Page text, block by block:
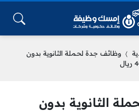
وظائف جدة لحملة الثانوية بدون
الثانوية بدون